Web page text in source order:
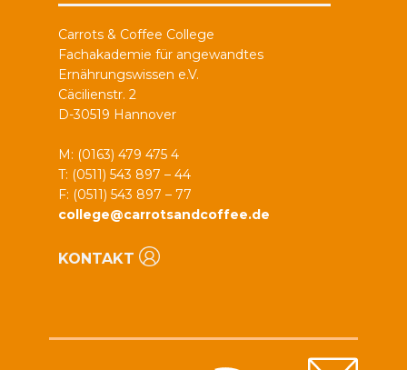
Carrots & Coffee College
Fachakademie für angewandtes
Ernährungswissen e.V.
Cäcilienstr. 2
D-30519 Hannover
M: (0163) 479 475 4
T: (0511) 543 897 – 44
F: (0511) 543 897 – 77
college@carrotsandcoffee.de
KONTAKT